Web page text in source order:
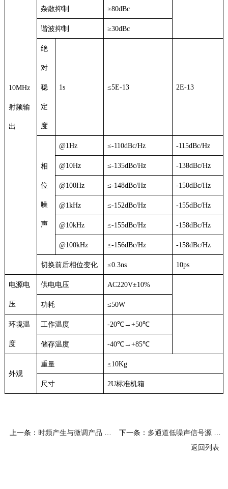
10MHz
射频输
出
杂散抑制 ≥80dBc
谐波抑制 ≥30dBc
绝
对
稳
定
度
1s ≤5E-13 2E-13
相
位
噪
声
@1Hz ≤-110dBc/Hz -115dBc/Hz
@10Hz ≤-135dBc/Hz -138dBc/Hz
@100Hz ≤-148dBc/Hz -150dBc/Hz
@1kHz ≤-152dBc/Hz -155dBc/Hz
@10kHz ≤-155dBc/Hz -158dBc/Hz
@100kHz ≤-156dBc/Hz -158dBc/Hz
切换前后相位变化 ≤0.3ns 10ps
电源电
压
供电电压 AC220V±10%
功耗 ≤50W
环境温
度
工作温度 -20℃→+50℃
储存温度 -40℃→+85℃
外观
重量 ≤10Kg
尺寸 2U标准机箱
上一条： 时频产生与微调产品 STW-GT系列 下一条： 多通道低噪声信号源 STX-LSJ2-2-18G
返回列表